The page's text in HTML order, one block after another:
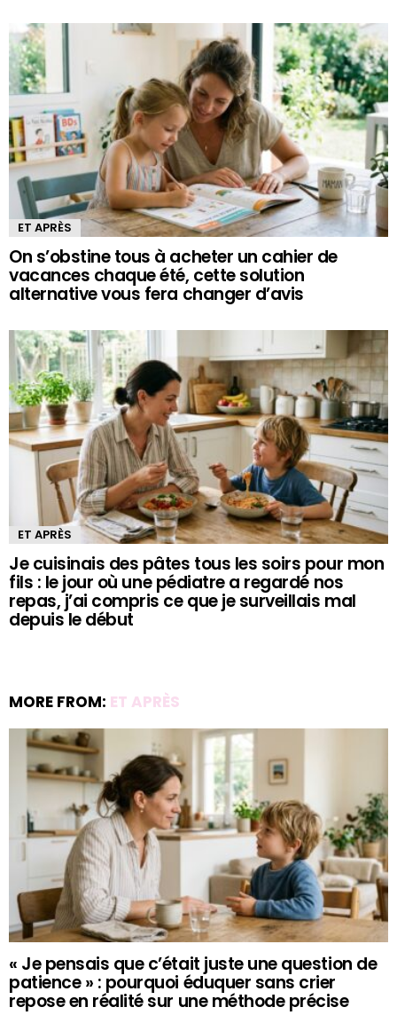
ET APRÈS
On s’obstine tous à acheter un cahier de
vacances chaque été, cette solution
alternative vous fera changer d’avis
ET APRÈS
Je cuisinais des pâtes tous les soirs pour mon
fils : le jour où une pédiatre a regardé nos
repas, j’ai compris ce que je surveillais mal
depuis le début
MORE FROM: ET APRÈS
« Je pensais que c’était juste une question de
patience » : pourquoi éduquer sans crier
repose en réalité sur une méthode précise